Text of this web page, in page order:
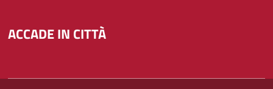
ACCADE IN CITTÀ